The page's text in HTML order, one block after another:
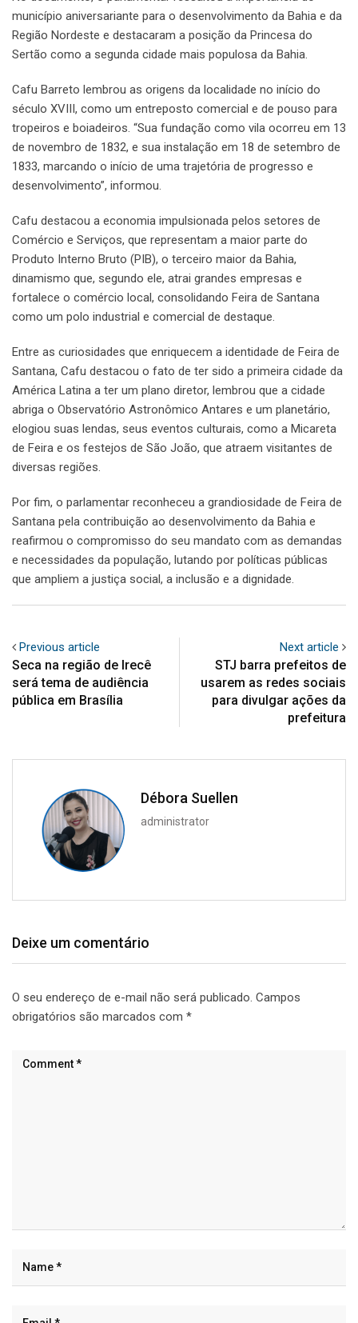
município aniversariante para o desenvolvimento da Bahia e da
Região Nordeste e destacaram a posição da Princesa do
Sertão como a segunda cidade mais populosa da Bahia.
Cafu Barreto lembrou as origens da localidade no início do
século XVIII, como um entreposto comercial e de pouso para
tropeiros e boiadeiros. “Sua fundação como vila ocorreu em 13
de novembro de 1832, e sua instalação em 18 de setembro de
1833, marcando o início de uma trajetória de progresso e
desenvolvimento”, informou.
Cafu destacou a economia impulsionada pelos setores de
Comércio e Serviços, que representam a maior parte do
Produto Interno Bruto (PIB), o terceiro maior da Bahia,
dinamismo que, segundo ele, atrai grandes empresas e
fortalece o comércio local, consolidando Feira de Santana
como um polo industrial e comercial de destaque.
Entre as curiosidades que enriquecem a identidade de Feira de
Santana, Cafu destacou o fato de ter sido a primeira cidade da
América Latina a ter um plano diretor, lembrou que a cidade
abriga o Observatório Astronômico Antares e um planetário,
elogiou suas lendas, seus eventos culturais, como a Micareta
de Feira e os festejos de São João, que atraem visitantes de
diversas regiões.
Por fim, o parlamentar reconheceu a grandiosidade de Feira de
Santana pela contribuição ao desenvolvimento da Bahia e
reafirmou o compromisso do seu mandato com as demandas
e necessidades da população, lutando por políticas públicas
que ampliem a justiça social, a inclusão e a dignidade.
Previous article
Seca na região de Irecê
será tema de audiência
pública em Brasília
Next article
STJ barra prefeitos de
usarem as redes sociais
para divulgar ações da
prefeitura
Débora Suellen
administrator
Deixe um comentário
O seu endereço de e-mail não será publicado. Campos
obrigatórios são marcados com *